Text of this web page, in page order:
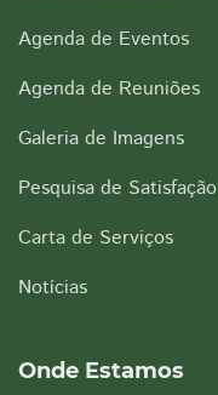
Agenda de Eventos
Agenda de Reuniões
Galeria de Imagens
Pesquisa de Satisfação
Carta de Serviços
Notícias
Onde Estamos